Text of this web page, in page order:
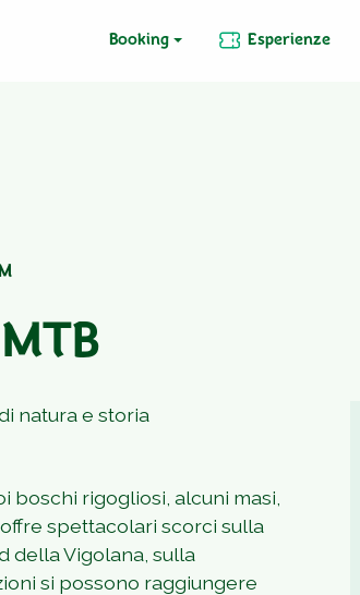
Booking Esperienze
natura e storia
boschi rigogliosi, alcuni masi,
spettacolari scorci sulla
della Vigolana, sulla
si possono raggiungere